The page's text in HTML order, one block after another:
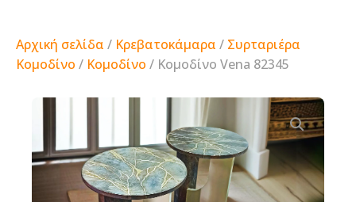
Αρχική σελίδα / Κρεβατοκάμαρα / Συρταριέρα
Κομοδίνο / Κομοδίνο / Κομοδίνο Vena 82345